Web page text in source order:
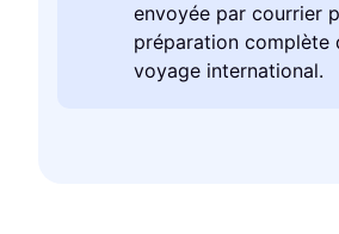
envoyée par courrier
préparation complète
voyage international.